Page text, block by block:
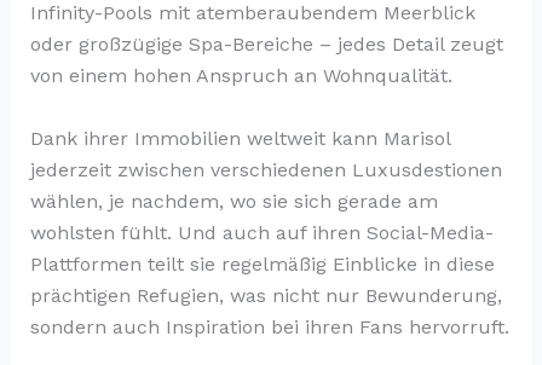
Infinity-Pools mit atemberaubendem Meerblick
oder großzügige Spa-Bereiche – jedes Detail zeugt
von einem hohen Anspruch an Wohnqualität.
Dank ihrer Immobilien weltweit kann Marisol
jederzeit zwischen verschiedenen Luxusdestionen
wählen, je nachdem, wo sie sich gerade am
wohlsten fühlt. Und auch auf ihren Social-Media-
Plattformen teilt sie regelmäßig Einblicke in diese
prächtigen Refugien, was nicht nur Bewunderung,
sondern auch Inspiration bei ihren Fans hervorruft.